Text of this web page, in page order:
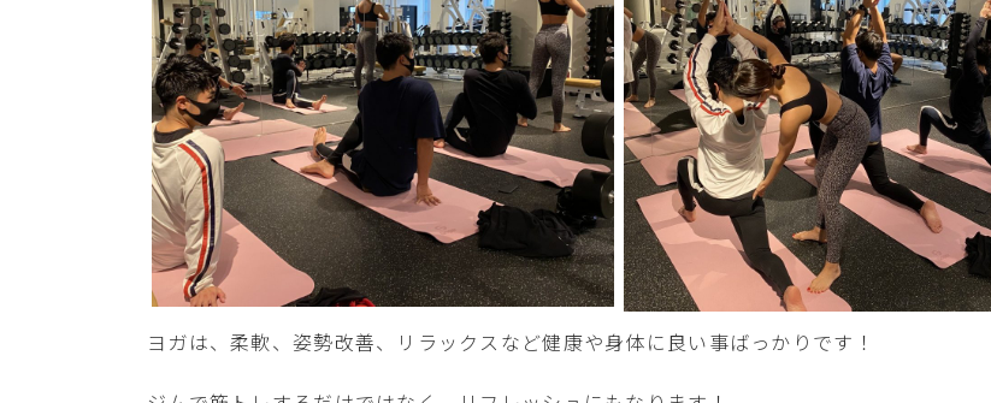
ヨガは、柔軟、姿勢改善、リラックスなど健康や身体に良い事ばっかりです！